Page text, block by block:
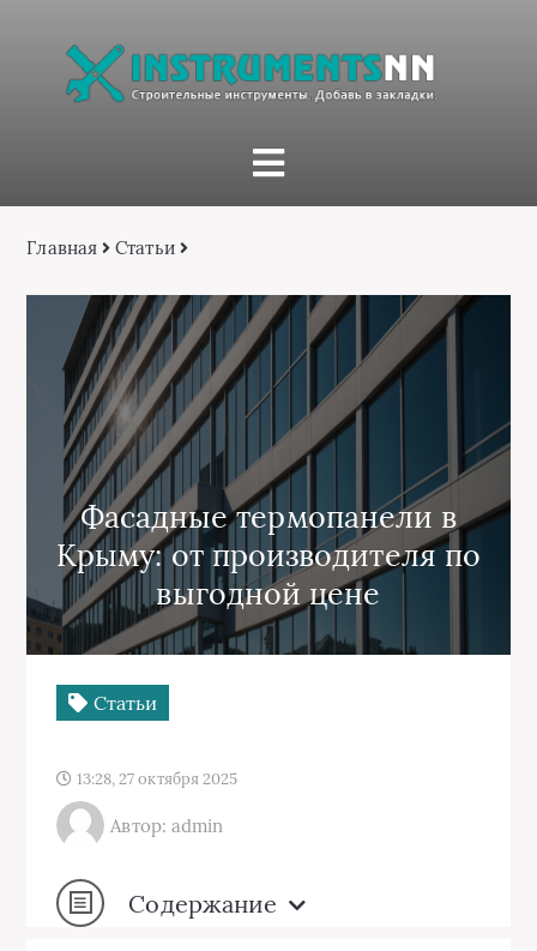
Главная Статьи
Фасадные термопанели в
Крыму: от производителя по
выгодной цене
Статьи
13:28, 27 октября 2025
Автор: admin
Содержание